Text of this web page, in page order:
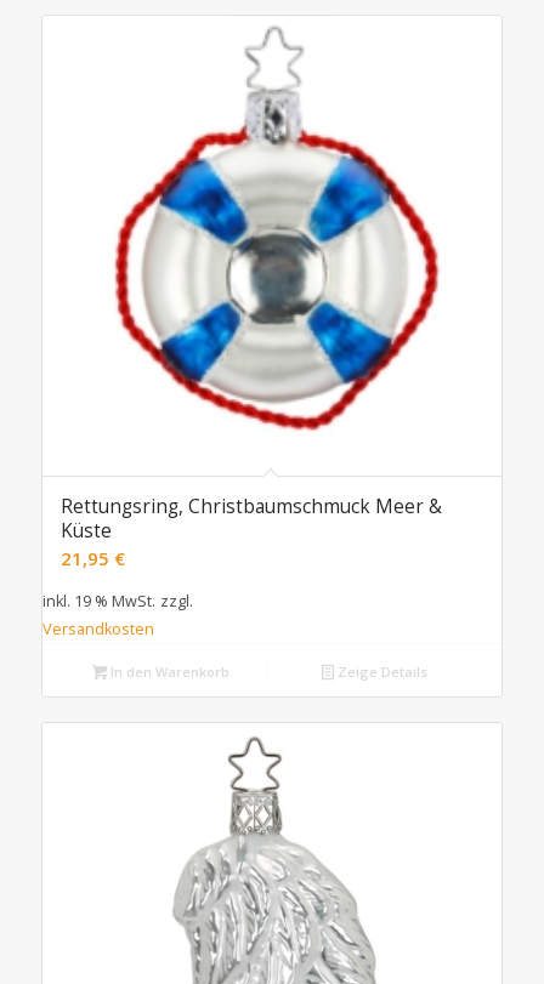
Rettungsring, Christbaumschmuck Meer &
Küste
21,95 €
inkl. 19 % MwSt. zzgl.
Versandkosten
In den Warenkorb Zeige Details